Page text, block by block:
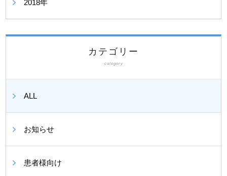
2018年
カテゴリー
category
ALL
お知らせ
患者様向け